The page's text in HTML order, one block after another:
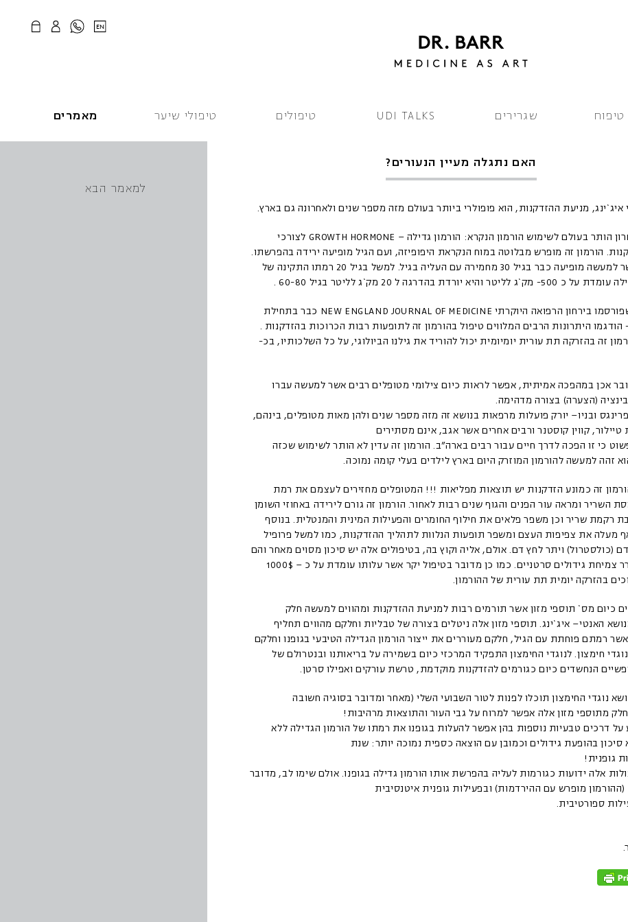
EN
שגרירים UDI TALKS טיפולים טיפולי שיער מאמרים
למאמר הבא
האם נתגלה מעיין הנעורים?
איג`ינג, מניעת ההזדקנות, הוא פופולרי ביותר בעולם מזה מספר שנים ולאחרונה גם בארץ.
בעשור האחרון הותר בעולם לשימוש הורמון הנקרא: הורמון גדילה – GROWTH HORMONE לצורכי
הורמון זה מופרש מבלוטה במוח הנקראת היפופיזה, ועם הגיל מופיעה ירידה בהפרשתו.
ירידה זו אשר למעשה מופיעה כבר בגיל 30 מחמירה עם העליה בגיל. למשל בגיל 20 רמתו התקינה של
והיא יורדת בהדרגה ל 20 מק`ג לליטר בגיל 60-80 .
במחקרים שפורסמו בירחון הרפואה היוקרתי NEW ENGLAND JOURNAL OF MEDICINE כבר בתחילת
ה 90- הודגמו היתרונות הרבים המלווים טיפול בהורמון זה לתופעות רבות הכרוכות בהזדקנות .
זה בהזרקה תת עורית יומיומית יכול להוריד את גילנו הביולוגי, על כל השלכותיו, בכ-
אכן במהפכה אמיתית, אפשר לראות כיום צילומי מטופלים רבים אשר למעשה עברו
(הצערה) בצורה מדהימה.
ובניו– יורק פועלות מרפאות בנושא זה מזה מספר שנים ולהן מאות מטופלים, בינהם,
קווין קוסטנר ורבים אחרים אשר אגב, אינם מסתירים
כי זו הפכה לדרך חיים עבור רבים בארה”ב. הורמון זה עדין לא הותר לשימוש שכזה
זהה למעשה להורמון המוזרק היום בארץ לילדים בעלי קומה נמוכה.
זה כמונע הזדקנות יש תוצאות מפליאות !!! המטופלים מחזירים לעצמם את רמת
השריר ומראה עור הפנים והגוף שנים רבות לאחור. הורמון זה גורם לירידה באחוזי השומן
רקמת שריר וכן משפר פלאים את חילוף החומרים והפעילות המינית והמנטלית. בנוסף
מעלה את צפיפות העצם ומשפר תופעות הנלוות לתהליך ההזדקנות, כמו למשל פרופיל
(כולסטרול) ויתר לחץ דם. אולם, אליה וקוץ בה, בטיפולים אלה יש סיכון מסוים מאחר והם
יכולים לעורר צמיחת גידולים סרטניים. כמו כן מדובר בטיפול יקר אשר עלותו עומדת על כ – 1000$
בהזרקה יומית תת עורית של ההורמון.
כיום מס` תוספי מזון אשר תורמים רבות למניעת ההזדקנות ומהווים למעשה חלק
האנטי– איג`ינג. תוספי מזון אלה ניטלים בצורה של טבליות וחלקם מהווים תחליף
אשר רמתם פוחתת עם הגיל, חלקם מעוררים את ייצור הורמון הגדילה הטיבעי בגופנו וחלקם
חימצון. לנוגדי החימצון התפקיד המרכזי כיום בשמירה על בריאותנו ובנטרולם של
הנחשדים כיום כגורמים להזדקנות מוקדמת, טרשת עורקים ואפילו סרטן.
נוגדי החימצון תוכלו לפנות לטור השבועי השלי (מאחר ומדובר בסוגיה חשובה
מתוספי מזון אלה אפשר למרוח על גבי העור והתוצאות מרהיבות!
על דרכים טבעיות נוספות בהן אפשר להעלות בגופנו את רמתו של הורמון הגדילה ללא
סיכון בהופעת גידולים וכמובן עם הוצאה כספית נמוכה יותר: שנת
גופנית!
אלה ידועות כגורמות לעליה בהפרשת אותו הורמון גדילה בגופנו. אולם שימו לב, מדובר
מופרש עם ההירדמות) ובפעילות גופנית איטנסיבית
ספורטיבית.